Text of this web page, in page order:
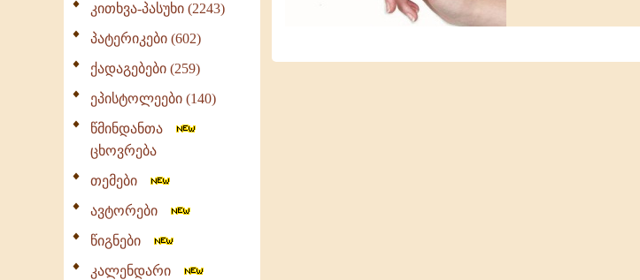
კითხვა-პასუხი (2243)
პატერიკები (602)
ქადაგებები (259)
ეპისტოლეები (140)
წმინდანთა
ცხოვრება
თემები
ავტორები
წიგნები
კალენდარი